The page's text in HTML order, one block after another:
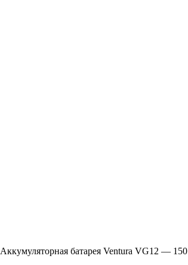
Аккумуляторная батарея Ventura VG12 — 150